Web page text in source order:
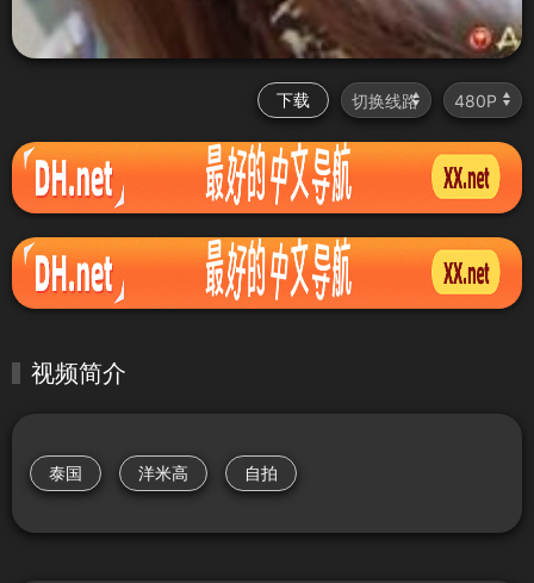
下载
视频简介
泰国 洋米高 自拍